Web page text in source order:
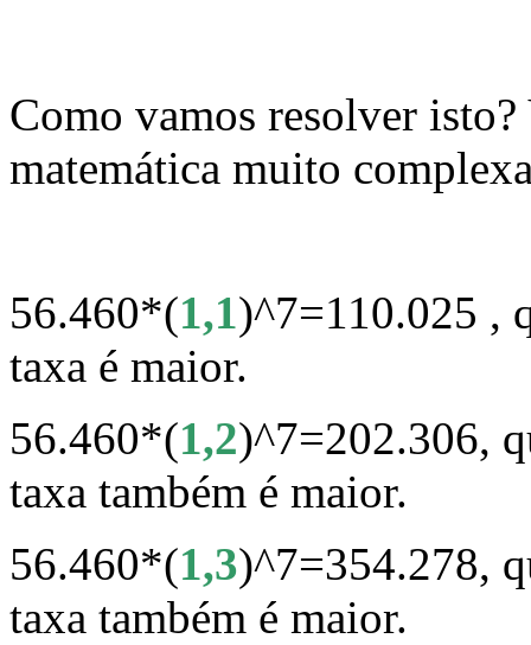
Como vamos resolver
matemática muito
56.460*(1,1)^7=110.025 ,
taxa é maior.
56.460*(1,2)^7=202.306,
taxa também é maior.
56.460*(1,3)^7=354.278,
taxa também é maior.